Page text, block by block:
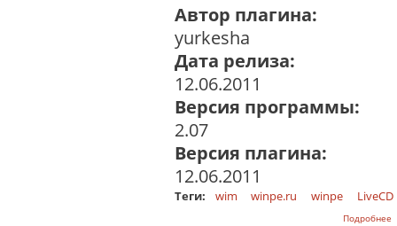
Автор плагина:
yurkesha
Дата релиза:
12.06.2011
Версия программы:
2.07
Версия плагина:
12.06.2011
Теги: wim winpe.ru winpe LiveCD
Подробнее